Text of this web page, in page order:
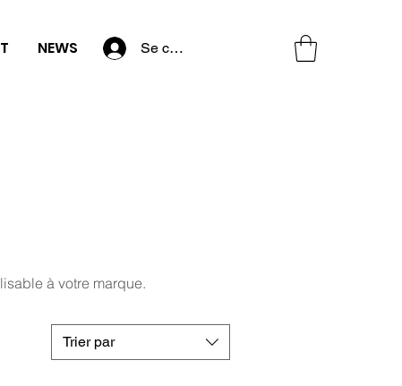
NEWS Se connecter
à votre marque.
Trier par